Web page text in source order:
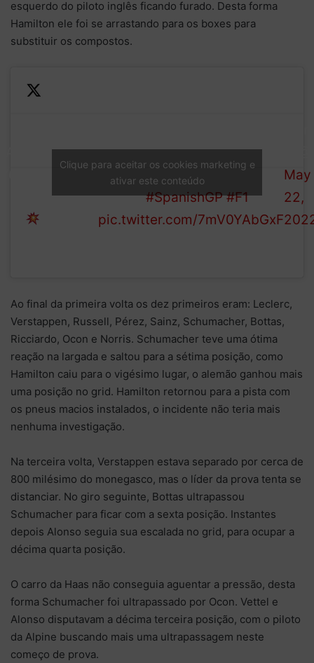
esquerdo do piloto inglês ficando furado. Desta forma
Hamilton ele foi se arrastando para os boxes para
substituir os compostos.
Magnussen
Hamilton
Mercedes driver has damage
and limps back to the pits for
repairs#SpanishGP #F1
pic.twitter.com/7mV0YAbGxF
May
22,
Clique para aceitar os cookies marketing e
ativar este conteúdo
Ao final da primeira volta os dez primeiros eram: Leclerc,
Verstappen, Russell, Pérez, Sainz, Schumacher, Bottas,
Ricciardo, Ocon e Norris. Schumacher teve uma ótima
reação na largada e saltou para a sétima posição, como
Hamilton caiu para o vigésimo lugar, o alemão ganhou mais
uma posição no grid. Hamilton retornou para a pista com
os pneus macios instalados, o incidente não teria mais
nenhuma investigação.
Na terceira volta, Verstappen estava separado por cerca de
800 milésimo do monegasco, mas o líder da prova tenta se
distanciar. No giro seguinte, Bottas ultrapassou
Schumacher para ficar com a sexta posição. Instantes
depois Alonso seguia sua escalada no grid, para ocupar a
décima quarta posição.
O carro da Haas não conseguia aguentar a pressão, desta
forma Schumacher foi ultrapassado por Ocon. Vettel e
Alonso disputavam a décima terceira posição, com o piloto
da Alpine buscando mais uma ultrapassagem neste
começo de prova.